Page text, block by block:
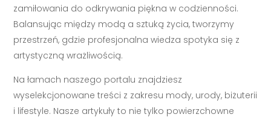
zamiłowania do odkrywania piękna w codzienności.
Balansując między modą a sztuką życia, tworzymy
przestrzeń, gdzie profesjonalna wiedza spotyka się z
artystyczną wrażliwością.
Na łamach naszego portalu znajdziesz
wyselekcjonowane treści z zakresu mody, urody, biżuterii
i lifestyle. Nasze artykuły to nie tylko powierzchowne